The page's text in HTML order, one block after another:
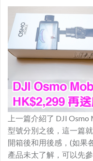
上一篇介紹了 DJI
型號分別之後，這一篇
開箱後和用後感，(如果
產品未太了解，可以先